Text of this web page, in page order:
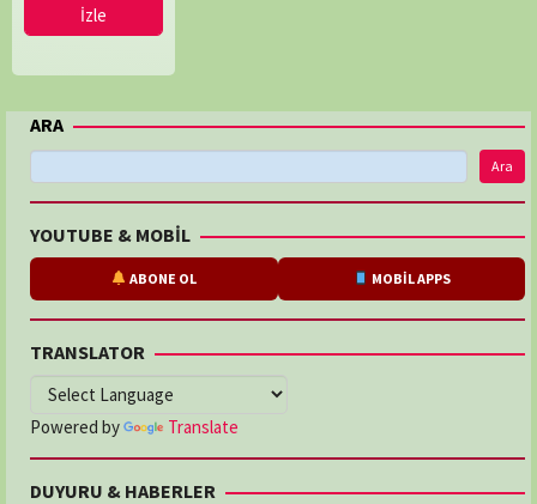
Sharman,
Nick
İzle
ARA
Ara
YOUTUBE & MOBİL
ABONE OL MOBİL APPS
TRANSLATOR
Powered by Translate
DUYURU & HABERLER